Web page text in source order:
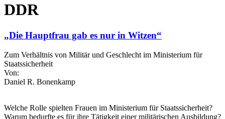
DDR
„Die Hauptfrau gab es nur in Witzen“
Zum Verhältnis von Militär und Geschlecht im Ministerium für
Staatssicherheit
Von:
Daniel R. Bonenkamp
Welche Rolle spielten Frauen im Ministerium für Staatssicherheit?
Warum bedurfte es für ihre Tätigkeit einer militärischen Ausbildung?